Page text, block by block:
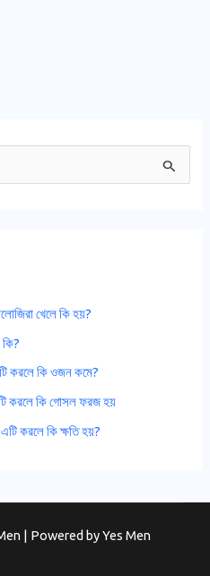
খেলে কি হয়?
কি?
করলে কি ওজন কমে?
করলে কি গোসল ফরজ হয়
করলে কি ক্ষতি হয়?
| Powered byYes Men